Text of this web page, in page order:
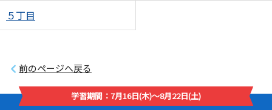
５丁目
前のページへ戻る
学習期間：7月16日(木)～8月22日(土)